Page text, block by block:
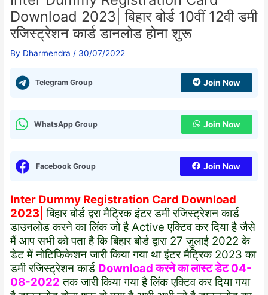
Download 2023| बिहार बोर्ड 10वीं 12वी डमी
रजिस्ट्रेशन कार्ड डानलोड होना शुरू
By Dharmendra / 30/07/2022
Telegram Group Join Now
WhatsApp Group Join Now
Facebook Group Join Now
Inter Dummy Registration Card Download
2023| बिहार बोर्ड द्वरा मैट्रिक इंटर डमी रजिस्ट्रेशन कार्ड
डाउनलोड करने का लिंक जो है Active एक्टिव कर दिया है जैसे
मैं आप सभी को पता है कि बिहार बोर्ड द्वारा 27 जुलाई 2022 के
डेट में नोटिफिकेशन जारी किया गया था इंटर मैट्रिक 2023 का
डमी रजिस्ट्रेशन कार्ड Download करने का लास्ट डेट 04-
08-2022 तक जारी किया गया है लिंक एक्टिव कर दिया गया